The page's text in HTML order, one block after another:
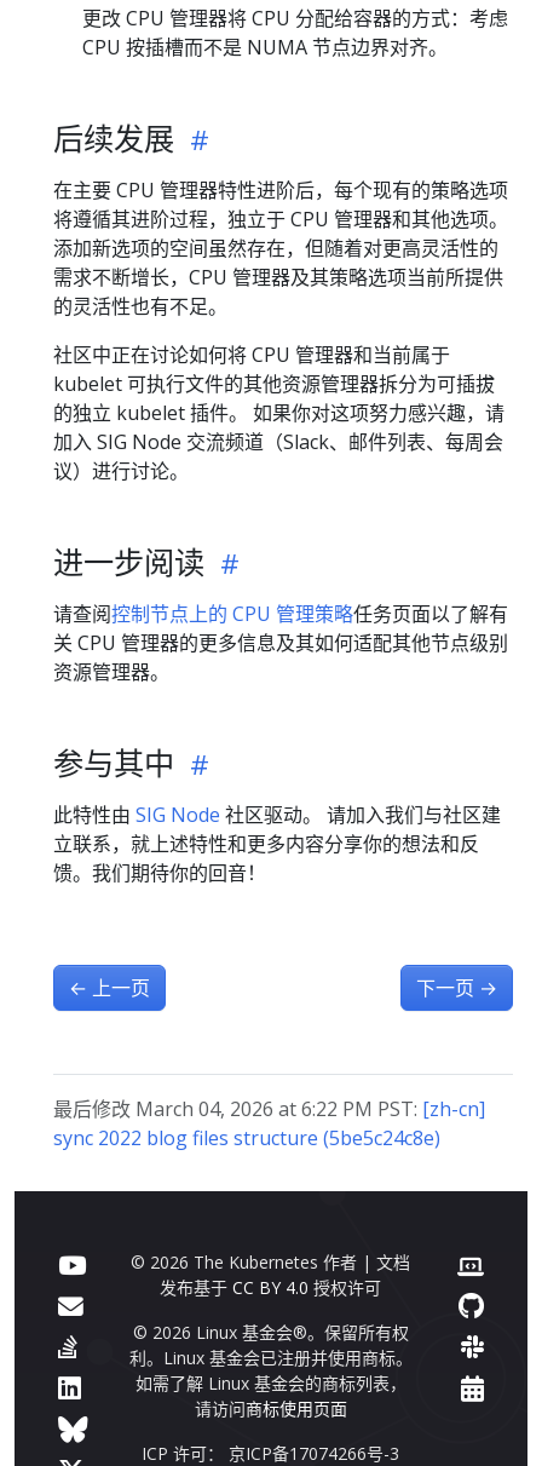
更改 CPU 管理器将 CPU 分配给容器的方式：考虑
CPU 按插槽而不是 NUMA 节点边界对齐。
后续发展
在主要 CPU 管理器特性进阶后，每个现有的策略选项
将遵循其进阶过程，独立于 CPU 管理器和其他选项。
添加新选项的空间虽然存在，但随着对更高灵活性的
需求不断增长，CPU 管理器及其策略选项当前所提供
的灵活性也有不足。
社区中正在讨论如何将 CPU 管理器和当前属于
kubelet 可执行文件的其他资源管理器拆分为可插拔
的独立 kubelet 插件。 如果你对这项努力感兴趣，请
加入 SIG Node 交流频道（Slack、邮件列表、每周会
议）进行讨论。
进一步阅读
请查阅控制节点上的 CPU 管理策略任务页面以了解有
关 CPU 管理器的更多信息及其如何适配其他节点级别
资源管理器。
参与其中
此特性由 SIG Node 社区驱动。 请加入我们与社区建
立联系，就上述特性和更多内容分享你的想法和反
馈。我们期待你的回音！
← 上一页 下一页 →
最后修改 March 04, 2026 at 6:22 PM PST: [zh-cn]
sync 2022 blog files structure (5be5c24c8e)
© 2026 The Kubernetes 作者 | 文档
发布基于CC BY 4.0 授权许可
© 2026 Linux 基金会®。保留所有权
利。Linux 基金会已注册并使用商标。
如需了解 Linux 基金会的商标列表，
请访问商标使用页面
ICP 许可： 京ICP备17074266号-3